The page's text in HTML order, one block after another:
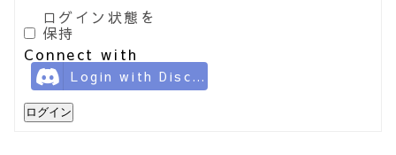
ログイン状態を
保持
Connect with
Login with Discord
ログイン